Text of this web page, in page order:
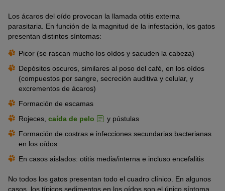
Los ácaros del oído provocan la llamada otitis externa
parasitaria. En función de la magnitud de la infestación, los gatos
presentan distintos síntomas:
Picor (se rascan mucho los oídos y sacuden la cabeza)
Depósitos oscuros, similares al poso del café, en los oídos
(compuestos por sangre, secreción auditiva y celular, y
excrementos de ácaros)
Formación de escamas
Rojeces, caída de pelo
y pústulas
Formación de costras e infecciones secundarias bacterianas
en los oídos
En casos aislados: otitis media/interna e incluso encefalitis
No todos los gatos presentan todo el cuadro clínico. En algunos
casos, los típicos sedimentos en los oídos son el único síntoma